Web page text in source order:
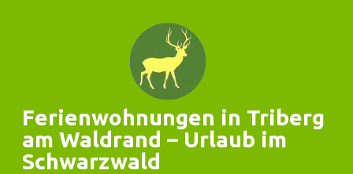
Ferienwohnungen in Triberg
am Waldrand – Urlaub im
Schwarzwald